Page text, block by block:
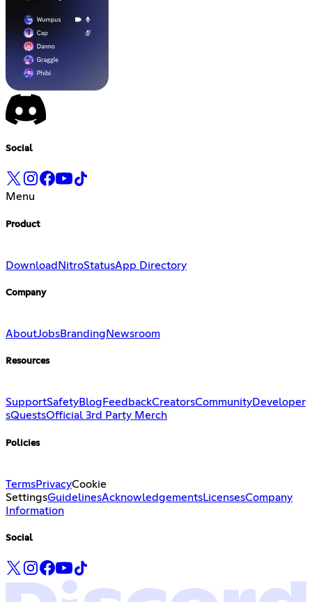
Social
Menu
Product
Download NitroStatusApp Directory
Company
AboutJobsBranding Newsroom
Resources
SupportSafetyBlog FeedbackCreatorsCommunityDeveloper
sQuestsOfficial 3rd Party Merch
Policies
TermsPrivacyCookie
SettingsGuidelinesAcknowledgementsLicensesCompany
Information
Social